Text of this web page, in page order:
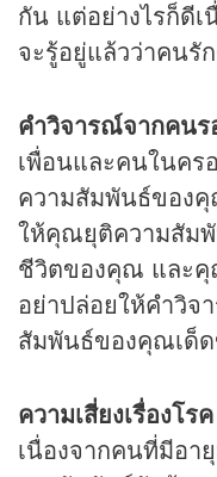
กัน แต่อย่างไรก็ดีเ
จะรู้อยู่แล้วว่าคนรั
คำวิจารณ์จากคนร
เพื่อนและคนในคร
ความสัมพันธ์ของ
ให้คุณยุติความสัม
ชีวิตของคุณ และคุ
อย่าปล่อยให้คำวิจ
สัมพันธ์ของคุณเด็
ความเสี่ยงเรื่องโรค
เนื่องจากคนที่มีอา